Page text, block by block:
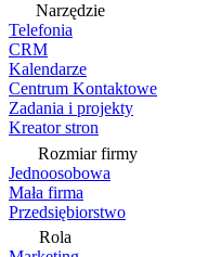
Narzędzie
Telefonia
CRM
Kalendarze
Centrum Kontaktowe
Zadania i projekty
Kreator stron
Rozmiar firmy
Jednoosobowa
Mała firma
Przedsiębiorstwo
Rola